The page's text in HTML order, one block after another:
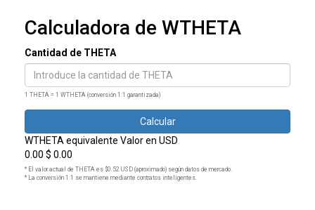
Calculadora de WTHETA
Cantidad de THETA
1 THETA = 1 WTHETA (conversión 1:1 garantizada)
Calcular
WTHETA equivalente Valor en USD
0.00 $ 0.00
* El valor actual de THETA es $0.52 USD (aproximado) según datos de mercado.
* La conversión 1:1 se mantiene mediante contratos inteligentes.